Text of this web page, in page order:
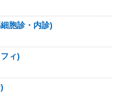
胞診・内診)
フィ)
)